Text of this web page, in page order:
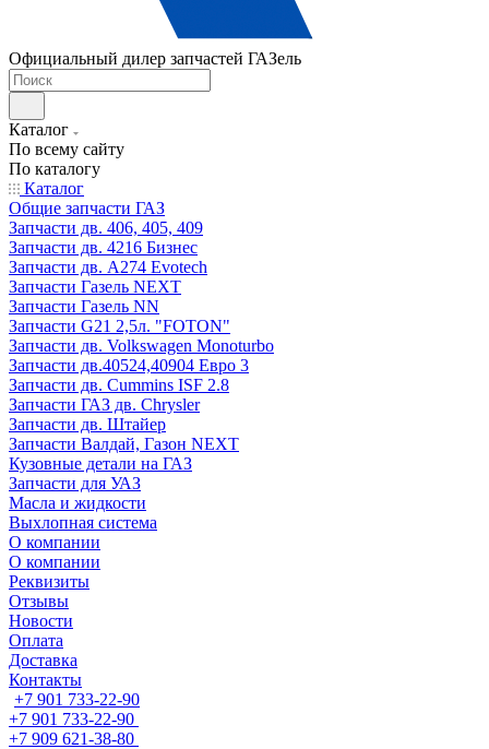
Официальный дилер запчастей ГАЗель
Каталог
По всему сайту
По каталогу
Каталог
Общие запчасти ГАЗ
Запчасти дв. 406, 405, 409
Запчасти дв. 4216 Бизнес
Запчасти дв. A274 Evotech
Запчасти Газель NEXT
Запчасти Газель NN
Запчасти G21 2,5л. "FOTON"
Запчасти дв. Volkswagen Monoturbo
Запчасти дв.40524,40904 Евро 3
Запчасти дв. Cummins ISF 2.8
Запчасти ГАЗ дв. Chrysler
Запчасти дв. Штайер
Запчасти Валдай, Газон NEXT
Кузовные детали на ГАЗ
Запчасти для УАЗ
Масла и жидкости
Выхлопная система
О компании
О компании
Реквизиты
Отзывы
Новости
Оплата
Доставка
Контакты
+7 901 733-22-90
+7 901 733-22-90
+7 909 621-38-80